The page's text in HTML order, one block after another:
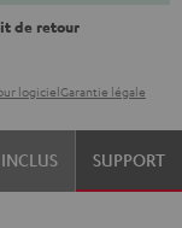
de retour
logicielGarantie légale
SUPPORT